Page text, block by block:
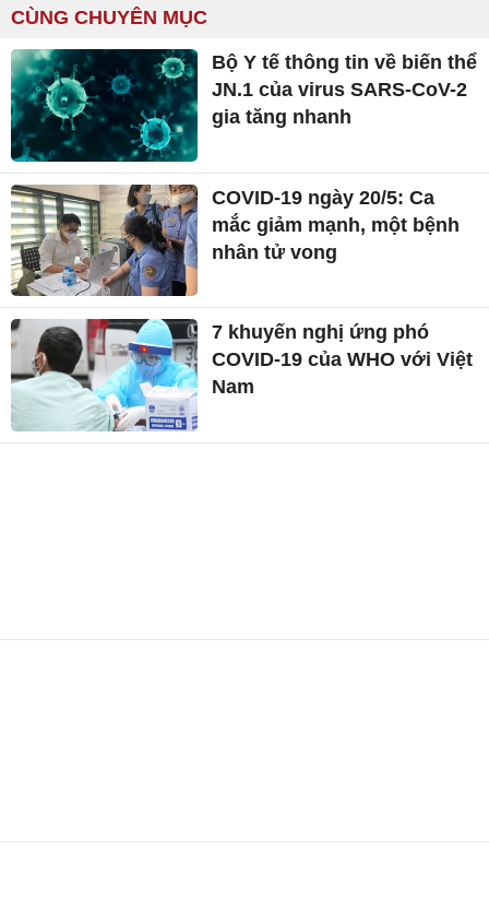
CÙNG CHUYÊN MỤC
Bộ Y tế thông tin về biến thể
JN.1 của virus SARS-CoV-2
gia tăng nhanh
COVID-19 ngày 20/5: Ca
mắc giảm mạnh, một bệnh
nhân tử vong
7 khuyến nghị ứng phó
COVID-19 của WHO với Việt
Nam